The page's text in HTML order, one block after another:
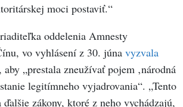
moci postaviť.“
oddelenia Amnesty
vo vyhlásení z 30. júna vyzvala
„prestala zneužívať pojem ‚národná
legitímneho vyjadrovania“. „Tento
zákony, ktoré z neho vychádzajú,